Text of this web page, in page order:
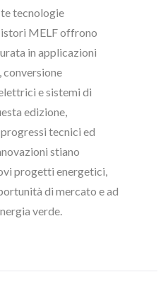
tecnologie
MELF offrono
in applicazioni
e sistemi di
edizione,
tecnici ed
stiano
progetti energetici,
di mercato e ad
verde.